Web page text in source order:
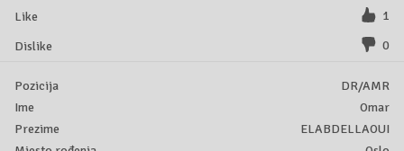
1
0
DR/AMR
Omar
ELABDELLAOUI